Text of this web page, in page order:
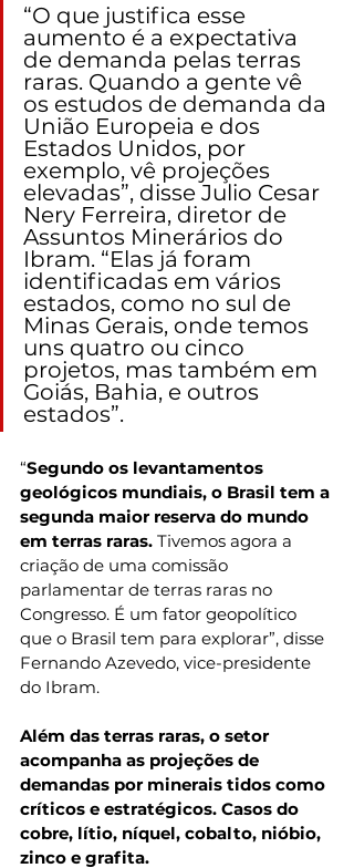
“O que justifica esse
aumento é a expectativa
de demanda pelas terras
raras. Quando a gente vê
os estudos de demanda da
União Europeia e dos
Estados Unidos, por
exemplo, vê projeções
elevadas”, disse Julio Cesar
Nery Ferreira, diretor de
Assuntos Minerários do
Ibram. “Elas já foram
identificadas em vários
estados, como no sul de
Minas Gerais, onde temos
uns quatro ou cinco
projetos, mas também em
Goiás, Bahia, e outros
estados”.
“Segundo os levantamentos
geológicos mundiais, o Brasil tem a
segunda maior reserva do mundo
em terras raras. Tivemos agora a
criação de uma comissão
parlamentar de terras raras no
Congresso. É um fator geopolítico
que o Brasil tem para explorar”, disse
Fernando Azevedo, vice-presidente
do Ibram.
Além das terras raras, o setor
acompanha as projeções de
demandas por minerais tidos como
críticos e estratégicos. Casos do
cobre, lítio, níquel, cobalto, nióbio,
zinco e grafita.